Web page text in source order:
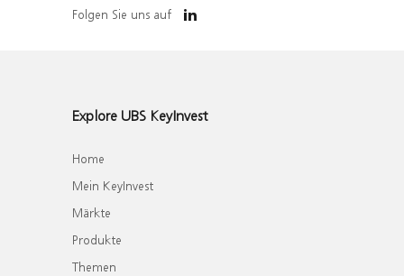
Folgen Sie uns auf
Explore UBS KeyInvest
Home
Mein KeyInvest
Märkte
Produkte
Themen